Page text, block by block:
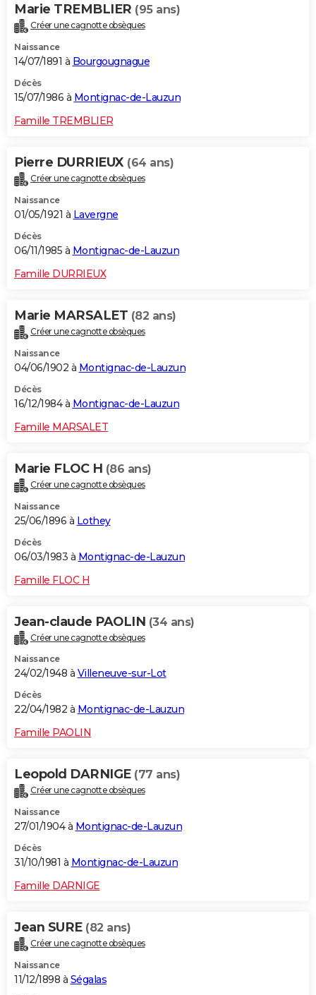
Marie TREMBLIER (95 ans)
Créer une cagnotte obsèques
Naissance
14/07/1891 à Bourgougnague
Décès
15/07/1986 à Montignac-de-Lauzun
Famille TREMBLIER
Pierre DURRIEUX (64 ans)
Créer une cagnotte obsèques
Naissance
01/05/1921 à Lavergne
Décès
06/11/1985 à Montignac-de-Lauzun
Famille DURRIEUX
Marie MARSALET (82 ans)
Créer une cagnotte obsèques
Naissance
04/06/1902 à Montignac-de-Lauzun
Décès
16/12/1984 à Montignac-de-Lauzun
Famille MARSALET
Marie FLOC H (86 ans)
Créer une cagnotte obsèques
Naissance
25/06/1896 à Lothey
Décès
06/03/1983 à Montignac-de-Lauzun
Famille FLOC H
Jean-claude PAOLIN (34 ans)
Créer une cagnotte obsèques
Naissance
24/02/1948 à Villeneuve-sur-Lot
Décès
22/04/1982 à Montignac-de-Lauzun
Famille PAOLIN
Leopold DARNIGE (77 ans)
Créer une cagnotte obsèques
Naissance
27/01/1904 à Montignac-de-Lauzun
Décès
31/10/1981 à Montignac-de-Lauzun
Famille DARNIGE
Jean SURE (82 ans)
Créer une cagnotte obsèques
Naissance
11/12/1898 à Ségalas